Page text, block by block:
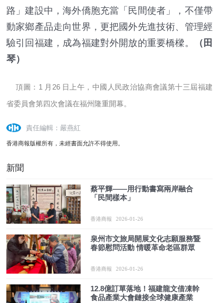
路」建設中，海外僑胞充當「民間使者」，不僅帶
動家鄉產品走向世界，更把國外先進技術、管理經
驗引回福建，成為福建對外開放的重要橋樑。
（田
琴）
頂圖：1 月26 日上午，中國人民政治協商會議第十三屆福建
省委員會第四次會議在福州隆重開幕。
責任編輯：嚴燕紅
香港商報版權所有，未經書面允許不得使用。
新聞
蔡平輝——用行動書寫兩岸融合
「民間樣本」
香港商報 2026-01-26
泉州市文旅局開展文化志願服務暨
春節慰問活動 情暖革命老區群眾
香港商報 2026-01-26
12.8億訂單落地！福建龍文借凍幹
食品產業大會鏈接全球健康產業